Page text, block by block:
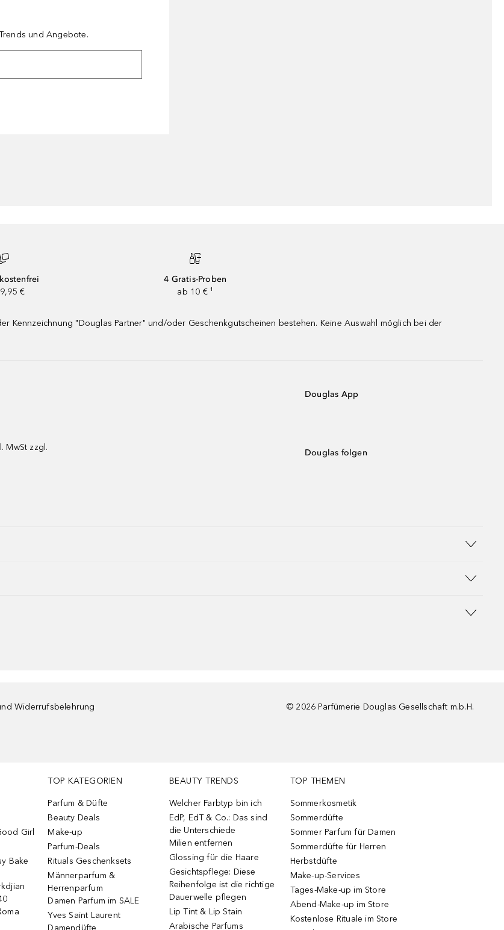
und Angebote.
€
4 Gratis-Proben
ab 10 € ¹
Kennzeichnung "Douglas Partner" und/oder Geschenkgutscheinen bestehen. Keine Auswahl möglich bei der
MwSt zzgl.
Douglas App
Douglas folgen
Widerrufsbelehrung
© 2026 Parfümerie Douglas Gesellschaft m.b.H.
Girl
Bake
TOP KATEGORIEN
Parfum & Düfte
Beauty Deals
Make-up
Parfum-Deals
Rituals Geschenksets
Männerparfum &
Herrenparfum
Damen Parfum im SALE
Yves Saint Laurent
Damendüfte
BEAUTY TRENDS
Welcher Farbtyp bin ich
EdP, EdT & Co.: Das sind
die Unterschiede
Milien entfernen
Glossing für die Haare
Gesichtspflege: Diese
Reihenfolge ist die richtige
Dauerwelle pflegen
Lip Tint & Lip Stain
Arabische Parfums
TOP THEMEN
Sommerkosmetik
Sommerdüfte
Sommer Parfum für Damen
Sommerdüfte für Herren
Herbstdüfte
Make-up-Services
Tages-Make-up im Store
Abend-Make-up im Store
Kostenlose Rituale im Store